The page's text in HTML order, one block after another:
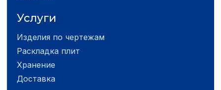
Услуги
Изделия по чертежам
Раскладка плит
Хранение
Доставка